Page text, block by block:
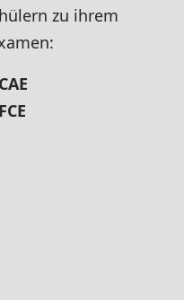
zu ihrem
CAE
Binz